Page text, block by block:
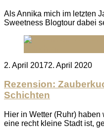
Als Annika mich im letzten
Sweetness Blogtour dabei
Posted
2. April 20172. April 2020
Rezension:
Schichten
Hier in Wetter (Ruhr)
eine recht kleine Stadt ist,